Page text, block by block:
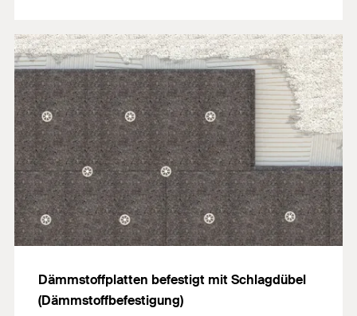
Dämmstoffplatten befestigt mit Schlagdübel
(Dämmstoffbefestigung)